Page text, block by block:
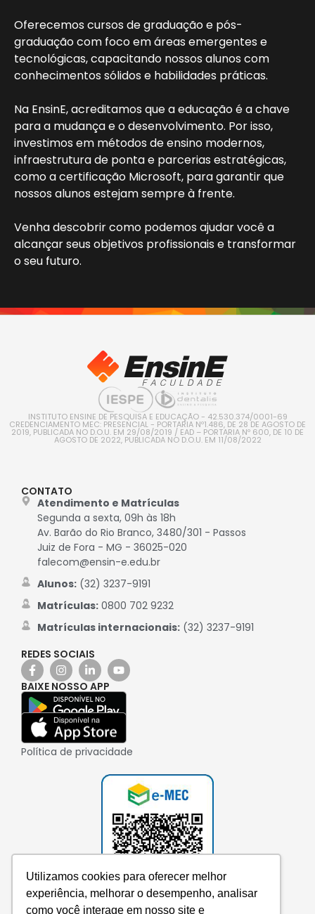
Utilizamos cookies para oferecer melhor
experiência, melhorar o desempenho, analisar
como você interage em nosso site e
Oferecemos cursos de graduação e pós-
graduação com foco em áreas emergentes e
tecnológicas, capacitando nossos alunos com
conhecimentos sólidos e habilidades práticas.
Na EnsinE, acreditamos que a educação é a chave
para a mudança e o desenvolvimento. Por isso,
investimos em métodos de ensino modernos,
infraestrutura de ponta e parcerias estratégicas,
como a certificação Microsoft, para garantir que
nossos alunos estejam sempre à frente.
Venha descobrir como podemos ajudar você a
alcançar seus objetivos profissionais e transformar
o seu futuro.
INSTITUTO ENSINE DE PESQUISA E EDUCAÇÃO - 42.530.374/0001-69
CREDENCIAMENTO MEC: PRESENCIAL - PORTARIA Nº1.486, DE 28 DE AGOSTO DE
2019, PUBLICADA NO D.O.U. EM 29/08/2019 / EAD – PORTARIA Nº 600, DE 10 DE
AGOSTO DE 2022, PUBLICADA NO D.O.U. EM 11/08/2022
CONTATO
Atendimento e Matrículas
Segunda a sexta, 09h às 18h
Av. Barão do Rio Branco, 3480/301 - Passos
Juiz de Fora - MG - 36025-020
falecom@ensin-e.edu.br
Alunos:(32) 3237-9191
Matrículas:0800 702 9232
Matrículas internacionais:(32) 3237-9191
REDES SOCIAIS
BAIXE NOSSO APP
Política de privacidade